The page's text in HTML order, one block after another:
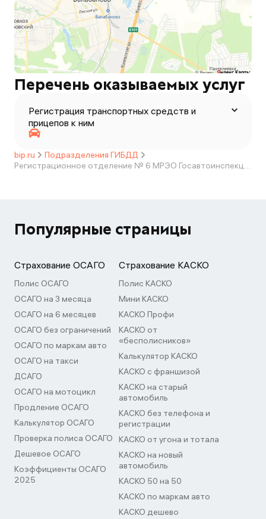
Перечень оказываемых услуг
Регистрация транспортных средств и
прицепов к ним
bip.ru
Подразделения ГИБДД
Регистрационное отделение № 6 МРЭО Госавтоинспекции УМВД России по Калужской области
Популярные страницы
Страхование ОСАГО
Полис ОСАГО
ОСАГО на 3 месяца
ОСАГО на 6 месяцев
ОСАГО без ограничений
ОСАГО по маркам авто
ОСАГО на такси
ДСАГО
ОСАГО на мотоцикл
Продление ОСАГО
Калькулятор ОСАГО
Проверка полиса ОСАГО
Дешевое ОСАГО
Коэффициенты ОСАГО
2025
Страхование КАСКО
Полис КАСКО
Мини КАСКО
КАСКО Профи
КАСКО от
«бесполисников»
Калькулятор КАСКО
КАСКО с франшизой
КАСКО на старый
автомобиль
КАСКО без телефона и
регистрации
КАСКО от угона и тотала
КАСКО на новый
автомобиль
КАСКО 50 на 50
КАСКО по маркам авто
КАСКО дешево